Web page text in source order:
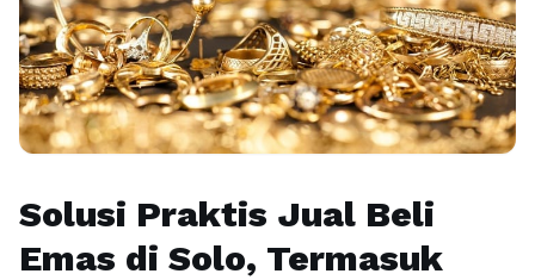
Solusi Praktis Jual Beli
Emas di Solo, Termasuk